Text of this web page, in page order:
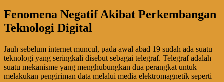
Fenomena Negatif Akibat Perkembangan
Teknologi Digital
Jauh sebelum internet muncul, pada awal abad 19 sudah ada suatu
teknologi yang seringkali disebut sebagai telegraf. Telegraf adalah
suatu mekanisme yang menghubungkan dua perangkat untuk
melakukan pengiriman data melalui media elektromagnetik seperti